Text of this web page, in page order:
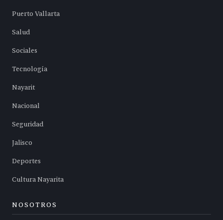
Puerto Vallarta
Salud
Sociales
Tecnología
Nayarit
Nacional
Seguridad
Jalisco
Deportes
Cultura Nayarita
NOSOTROS